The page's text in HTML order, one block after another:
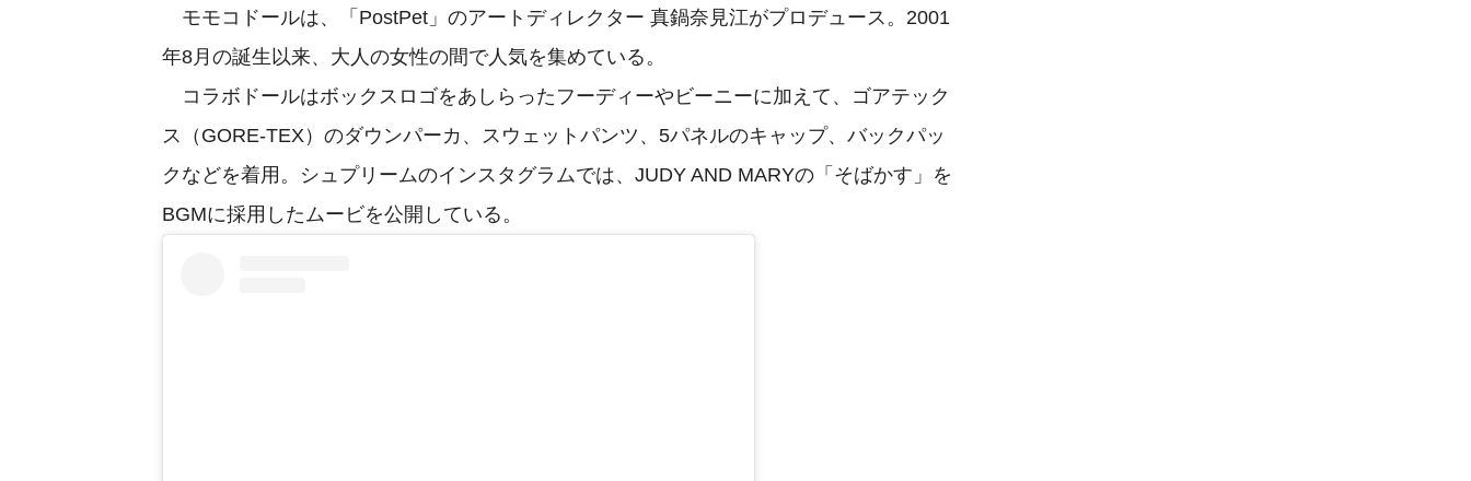
モモコドールは、「PostPet」のアートディレクター 真鍋奈見江がプロデュース。2001
年8月の誕生以来、大人の女性の間で人気を集めている。
コラボドールはボックスロゴをあしらったフーディーやビーニーに加えて、ゴアテック
ス（GORE-TEX）のダウンパーカ、スウェットパンツ、5パネルのキャップ、バックパッ
クなどを着用。シュプリームのインスタグラムでは、JUDY AND MARYの「そばかす」を
BGMに採用したムービを公開している。